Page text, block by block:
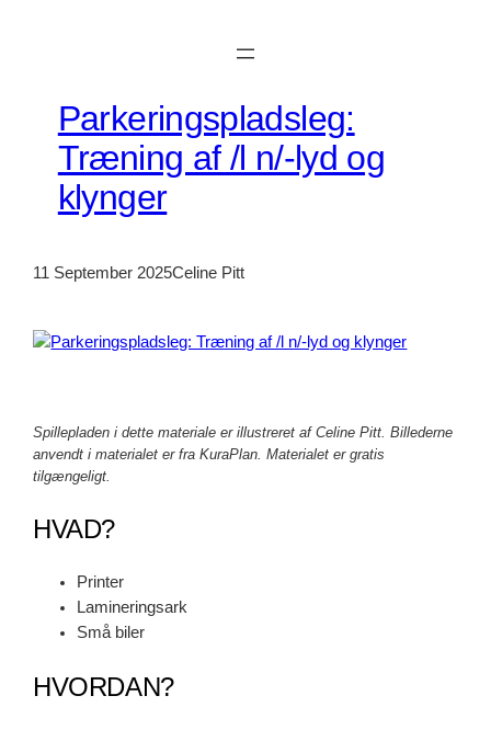
Parkeringspladsleg:
Træning af /l n/-lyd og
klynger
11 September 2025Celine Pitt
Spillepladen i dette materiale er illustreret af Celine Pitt. Billederne
anvendt i materialet er fra KuraPlan. Materialet er gratis
tilgængeligt.
HVAD?
Printer
Lamineringsark
Små biler
HVORDAN?